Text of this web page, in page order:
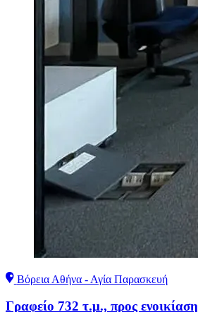
Βόρεια Αθήνα - Αγία Παρασκευή
Γραφείο 732 τ.μ., προς ενοικίαση